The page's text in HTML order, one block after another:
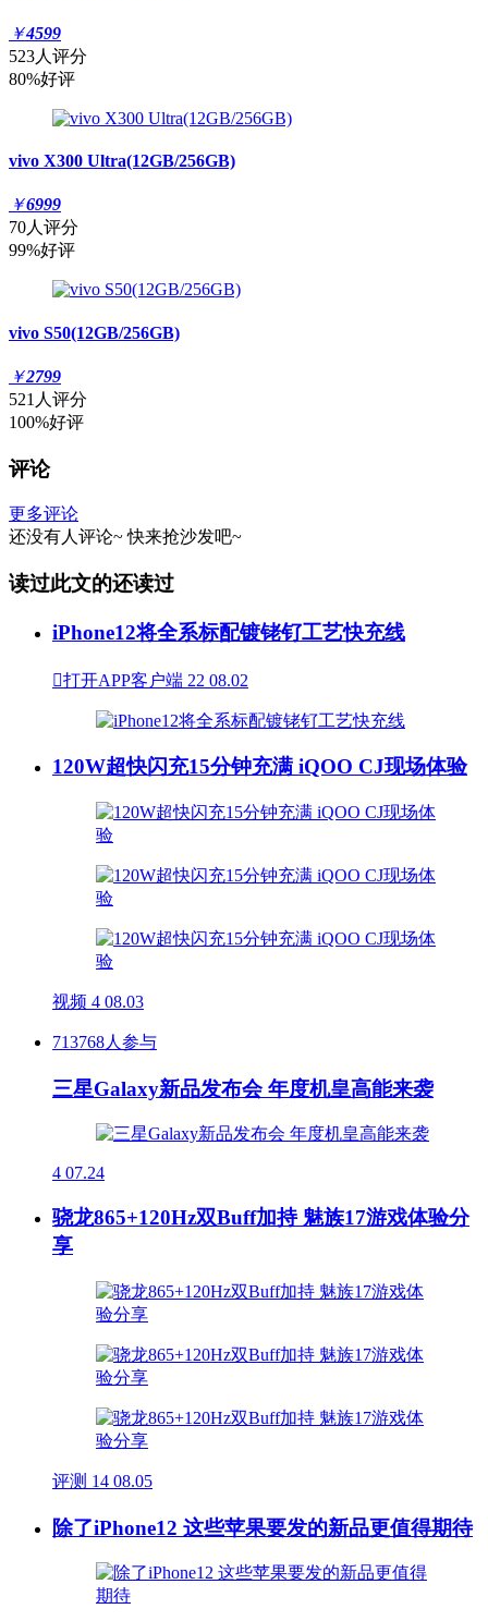
￥4599
523人评分
80%好评
vivo X300 Ultra(12GB/256GB)
￥6999
70人评分
99%好评
vivo S50(12GB/256GB)
￥2799
521人评分
100%好评
评论
更多评论
还没有人评论~ 快来抢沙发吧~
读过此文的还读过
iPhone12将全系标配镀铑钌工艺快充线
打开APP客户端 22 08.02
120W超快闪充15分钟充满 iQOO CJ现场体验
视频 4 08.03
713768人参与
三星Galaxy新品发布会 年度机皇高能来袭
4 07.24
骁龙865+120Hz双Buff加持 魅族17游戏体验分
享
评测 14 08.05
除了iPhone12 这些苹果要发的新品更值得期待